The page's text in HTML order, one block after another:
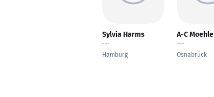
Sylvia Harms
---
Hamburg
A-C Moehle
---
Osnabrück